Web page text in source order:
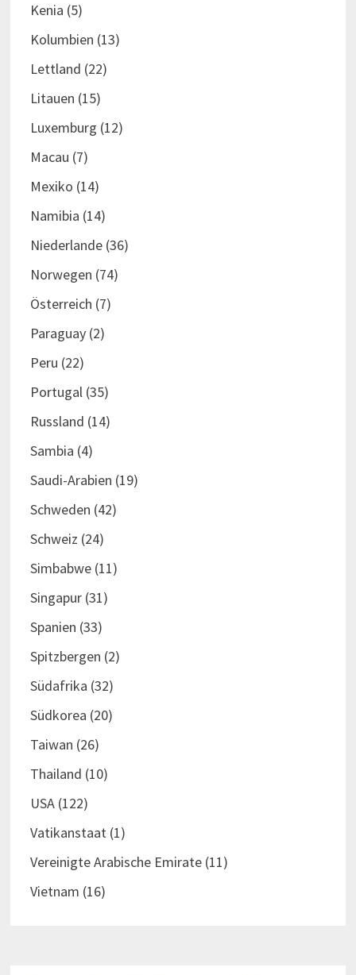
Kenia (5)
Kolumbien (13)
Lettland (22)
Litauen (15)
Luxemburg (12)
Macau (7)
Mexiko (14)
Namibia (14)
Niederlande(36)
Norwegen (74)
Österreich (7)
Paraguay(2)
Peru (22)
Portugal(35)
Russland (14)
Sambia (4)
Saudi-Arabien (19)
Schweden (42)
Schweiz (24)
Simbabwe(11)
Singapur(31)
Spanien (33)
Spitzbergen (2)
Südafrika (32)
Südkorea (20)
Taiwan (26)
Thailand (10)
USA(122)
Vatikanstaat(1)
Vereinigte Arabische Emirate(11)
Vietnam (16)